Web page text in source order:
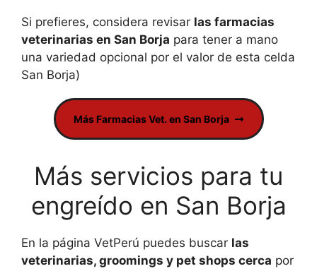
Si prefieres, considera revisar las farmacias
veterinarias en San Borja para tener a mano
una variedad opcional por el valor de esta celda
San Borja)
Más Farmacias Vet. en San Borja
Más servicios para tu
engreído en San Borja
En la página VetPerú puedes buscar las
veterinarias, groomings y pet shops cerca por